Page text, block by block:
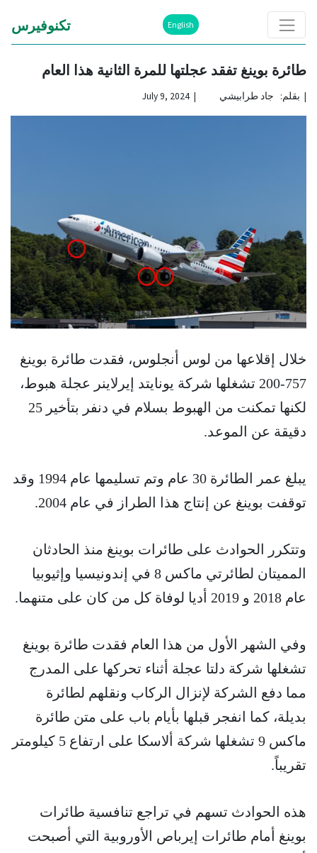
English تكنوفيرس
طائرة بوينغ تفقد عجلتها للمرة الثانية هذا العام
| بقلم: جاد طرابيشي | July 9, 2024
خلال إقلاعها من لوس أنجلوس، فقدت طائرة بوينغ
757-200 تشغلها شركة يونايتد إيرلاينر عجلة هبوط،
لكنها تمكنت من الهبوط بسلام في دنفر بتأخير 25
دقيقة عن الموعد.
يبلغ عمر الطائرة 30 عام وتم تسليمها عام 1994 وقد
توقفت بوينغ عن إنتاج هذا الطراز في عام 2004.
وتتكرر الحوادث على طائرات بوينغ منذ الحادثان
المميتان لطائرتي ماكس 8 في إندونيسيا وإثيوبيا
عام 2018 و 2019 أديا لوفاة كل من كان على متنهما.
وفي الشهر الأول من هذا العام فقدت طائرة بوينغ
تشغلها شركة دلتا عجلة أثناء تحركها على المدرج
مما دفع الشركة لإنزال الركاب ونقلهم لطائرة
بديلة، كما انفجر قبلها بأيام باب على متن طائرة
ماكس 9 تشغلها شركة ألاسكا على ارتفاع 5 كيلومتر
تقريباً.
هذه الحوادث تسهم في تراجع تنافسية طائرات
بوينغ أمام طائرات إيرباص الأوروبية التي أصبحت